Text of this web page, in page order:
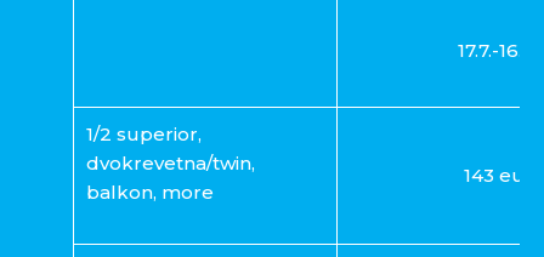
17.7.-16.8.
1/2 superior,
dvokrevetna/twin,
balkon, more
143 eur